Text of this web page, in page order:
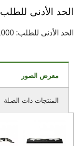
الحد الأدنى للطلب
الحد الأدنى للطلب: 1000 قطعة
معرض الصور
المنتجات ذات الصلة